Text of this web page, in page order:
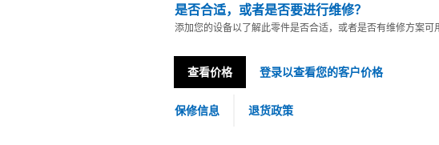
是否合适，或者是否要进行维修？
添加您的设备以了解此零件是否合适，或者是否有维修方案可
查看价格 登录以查看您的客户价格
保修信息 退货政策